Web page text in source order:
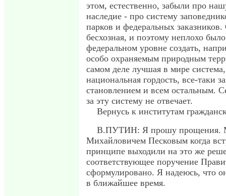
этом, естественно, забыли про
наследие - про систему
парков и федеральных
бесхозная, и поэтому неплохо
федеральном уровне создать,
особо охраняемым природным
самом деле лучшая в мире
национальная гордость, все-таки
становлением и всем остальным.
за эту систему не отвечает.
Вернусь к институтам
В.ПУТИН: Я прошу прощения.
Михайловичем Песковым когда
принципе выходили на это же
соответствующее поручение
сформулировано. Я надеюсь, что
в ближайшее время.